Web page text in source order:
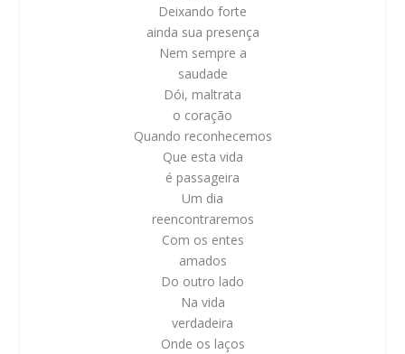
Deixando forte
ainda sua presença
Nem sempre a
saudade
Dói, maltrata
o coração
Quando reconhecemos
Que esta vida
é passageira
Um dia
reencontraremos
Com os entes
amados
Do outro lado
Na vida
verdadeira
Onde os laços